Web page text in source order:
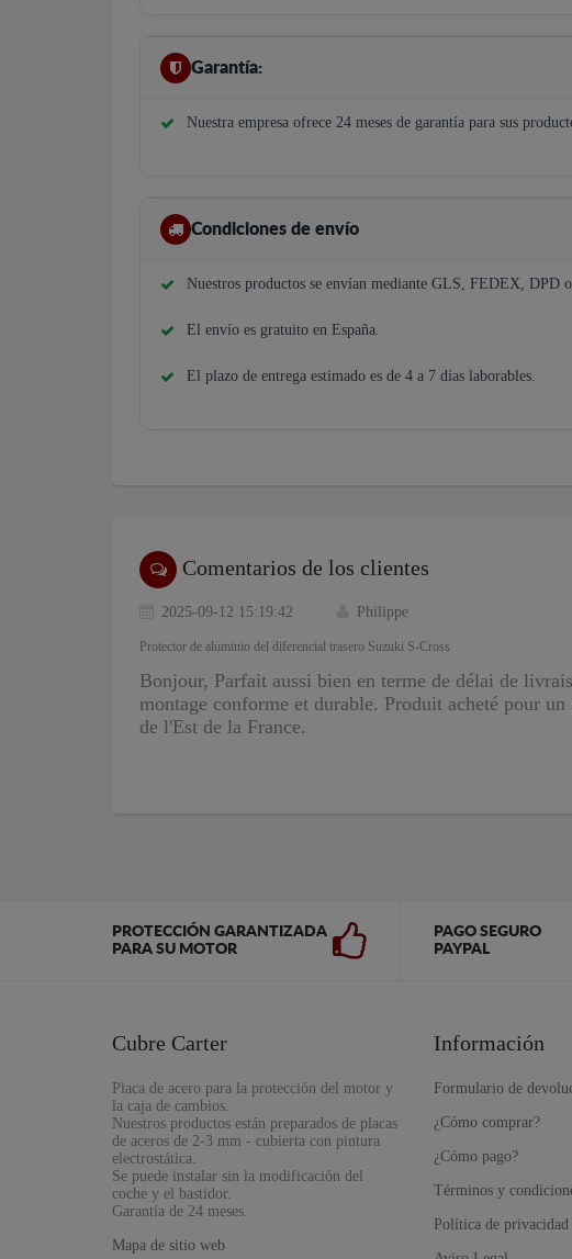
Garantía:
Nuestra empresa ofrece 24 meses de garantía para sus
Condiciones de envío
Nuestros productos se envían mediante GLS, FEDEX, DPD
El envío es gratuito en España.
El plazo de entrega estimado es de 4 a 7 días laborables.
Comentarios de los clientes
2025-09-12 15:19:42 Philippe
Protector de aluminio del diferencial trasero Suzuki S-Cross
Bonjour, Parfait aussi bien en terme de délai de
montage conforme et durable. Produit acheté pour
de l'Est de la France.
PROTECCIÓN GARANTIZADA
PARA SU MOTOR
PAGO SEGURO
PAYPAL
Cubre Carter
Placa de acero para la protección del motor y
la caja de cambios.
Nuestros productos están preparados de placas
de aceros de 2-3 mm - cubierta con pintura
electrostática.
Se puede instalar sin la modificación del
coche y el bastidor.
Garantía de 24 meses.
Mapa de sitio web
Información
Formulario de
¿Cómo comprar?
¿Cómo pago?
Términos y
Política de